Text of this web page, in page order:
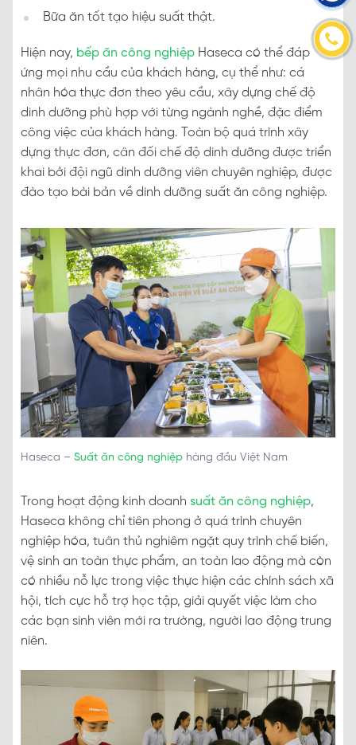
Bữa ăn tốt tạo hiệu suất thật.
Hiện nay, bếp ăn công nghiệp Haseca có thể đáp
ứng mọi nhu cầu của khách hàng, cụ thể như: cá
nhân hóa thực đơn theo yêu cầu, xây dựng chế độ
dinh dưỡng phù hợp với từng ngành nghề, đặc điểm
công việc của khách hàng. Toàn bộ quá trình xây
dựng thực đơn, cân đối chế độ dinh dưỡng được triển
khai bởi đội ngũ dinh dưỡng viên chuyên nghiệp, được
đào tạo bài bản về dinh dưỡng suất ăn công nghiệp.
Haseca – Suất ăn công nghiệp hàng đầu Việt Nam
Trong hoạt động kinh doanh suất ăn công nghiệp,
Haseca không chỉ tiên phong ở quá trình chuyên
nghiệp hóa, tuân thủ nghiêm ngặt quy trình chế biến,
vệ sinh an toàn thực phẩm, an toàn lao động mà còn
có nhiều nỗ lực trong việc thực hiện các chính sách xã
hội, tích cực hỗ trợ học tập, giải quyết việc làm cho
các bạn sinh viên mới ra trường, người lao động trung
niên.